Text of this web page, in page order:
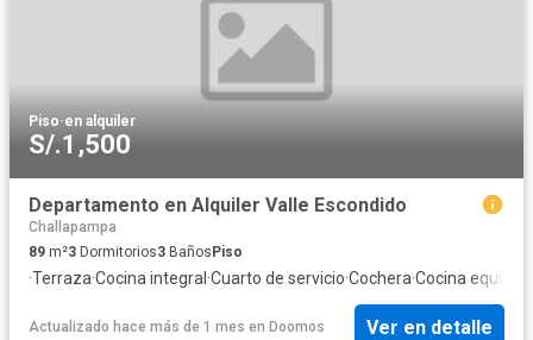
Piso·en alquiler
S/.1,500
Departamento en Alquiler Valle Escondido
Challapampa
89 m²3 Dormitorios3 Baños Piso
·Terraza·Cocina integral ·Cuarto de servicio·Cochera·Cocina
Actualizado hace más de 1 mes en Doomos Ver en detalle